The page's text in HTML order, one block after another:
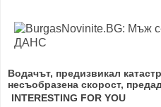
Водачът, предизвикал
несъобразена скорост,